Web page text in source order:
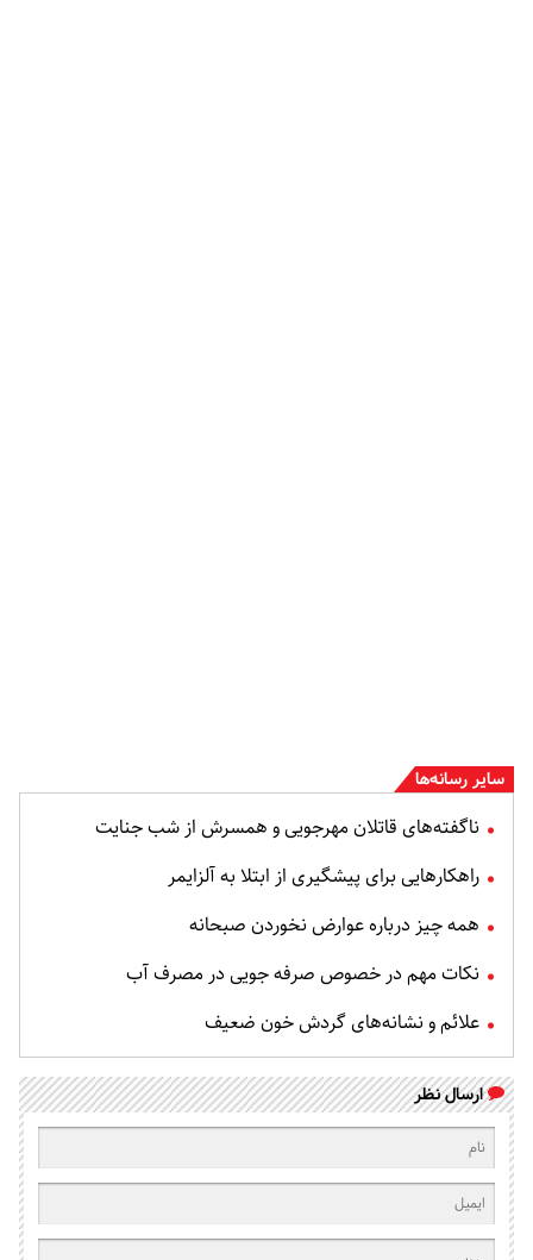
سایر رسانه‌ها
ناگفته‌های قاتلان مهرجویی و همسرش از شب جنایت
راهکارهایی برای پیشگیری از ابتلا به آلزایمر
همه چیز درباره عوارض نخوردن صبحانه
نکات مهم در خصوص صرفه جویی در مصرف آب
علائم و نشانه‌های گردش خون ضعیف
ارسال نظر